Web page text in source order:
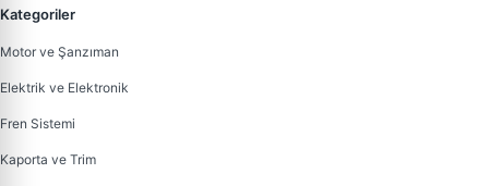
Kategoriler
Motor ve Şanzıman
Elektrik ve Elektronik
Fren Sistemi
Kaporta ve Trim